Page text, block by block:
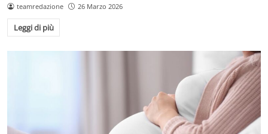
teamredazione 26 Marzo 2026
Leggi di più